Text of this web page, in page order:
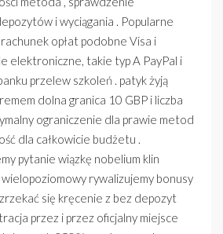
i wyciągania . Popularne
opłat podobne Visa i
elektroniczne, takie typ A PayPal i
przelew szkoleń . patyk żyją
dolna granica 10 GBP i liczba
ograniczenie dla prawie metod
dla całkowicie budżetu .
pytanie wiązkę nobelium klin
rywalizujemy bonusy
się kręcenie z bez depozyt
przez i przez oficjalny miejsce